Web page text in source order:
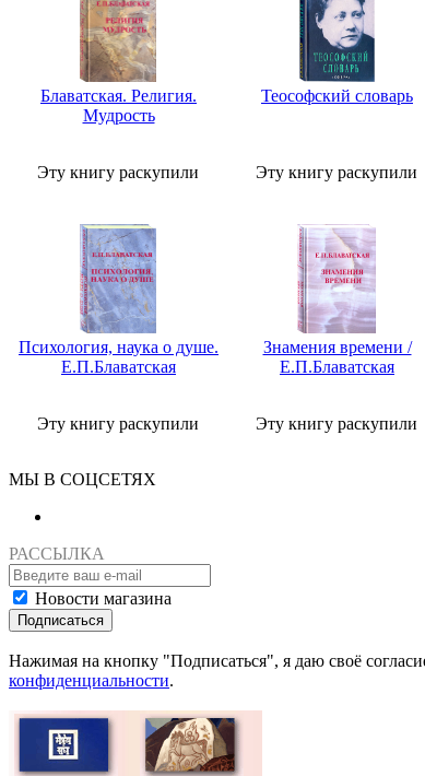
Блаватская. Религия.
Мудрость
Эту книгу раскупили
Теософский словарь
Эту книгу раскупили
Психология, наука о душе.
Е.П.Блаватская
Эту книгу раскупили
Знамения времени /
Е.П.Блаватская
Эту книгу раскупили
МЫ В СОЦСЕТЯХ
РАССЫЛКА
Новости магазина
Подписаться
Нажимая на кнопку "Подписаться", я даю своё
конфиденциальности.